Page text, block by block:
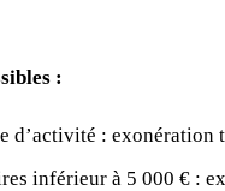
:
d’activité : exonération
inférieur à 5 000 € :